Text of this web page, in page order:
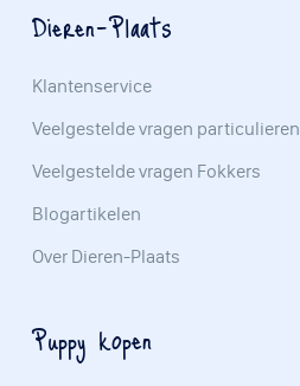
Dieren-Plaats
Klantenservice
Veelgestelde vragen particulieren
Veelgestelde vragen Fokkers
Blogartikelen
Over Dieren-Plaats
Puppy kopen